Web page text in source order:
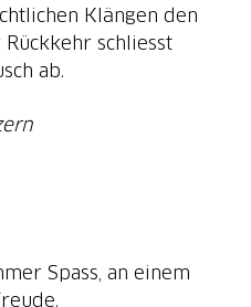
Klängen den
schliesst
ab.
Spass, an einem